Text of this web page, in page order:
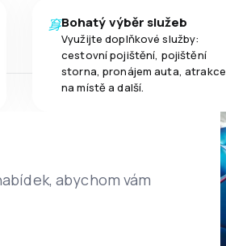
Bohatý výběr služeb
Využijte doplňkové služby:
cestovní pojištění, pojištění
storna, pronájem auta, atrakce
na místě a další.
abychom vám